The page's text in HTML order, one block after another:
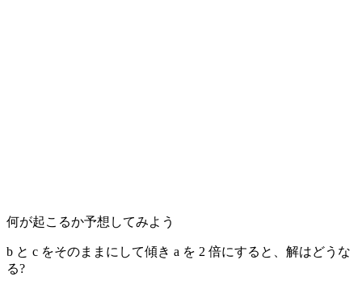
何が起こるか予想してみよう
b と c をそのままにして傾き a を 2 倍にすると、解はどうな
る?